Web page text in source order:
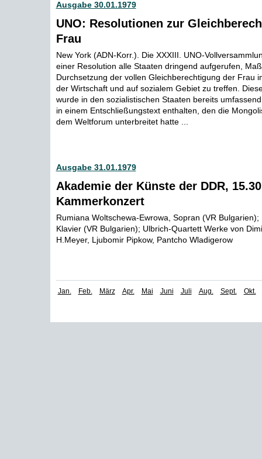
Ausgabe 30.01.1979
UNO: Resolutionen zur
Frau
New York (ADN-Korr.). Die XXXIII. UNO-
einer Resolution alle Staaten dringend aufgerufen,
Durchsetzung der vollen Gleichberechtigung der Frau
der Wirtschaft und auf sozialem Gebiet zu treffen.
wurde in den sozialistischen Staaten bereits
in einem Entschließungstext enthalten, den die
dem Weltforum unterbreitet hatte ...
Ausgabe 31.01.1979
Akademie der Künste der DDR,
Kammerkonzert
Rumiana Woltschewa-Ewrowa, Sopran (VR Bulgarien);
Klavier (VR Bulgarien); Ulbrich-Quartett Werke von
H.Meyer, Ljubomir Pipkow, Pantcho Wladigerow
Jan. Feb. März Apr. Mai Juni Juli Aug. Sept. Okt.